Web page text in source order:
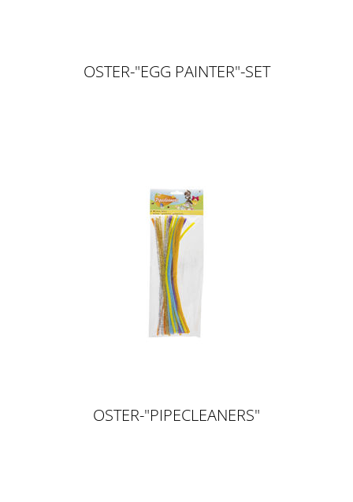
OSTER-"EGG PAINTER"-SET
OSTER-"PIPECLEANERS"